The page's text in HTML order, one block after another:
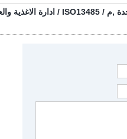
,م / ISO13485 / ادارة الاغذية والعقاقير